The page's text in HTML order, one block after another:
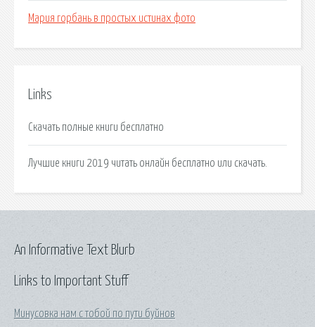
Мария горбань в простых истинах фото
Links
Скачать полные книги бесплатно
Лучшие книги 2019 читать онлайн бесплатно или скачать.
Links to Important Stuff
Минусовка нам с тобой по пути буйнов
An Informative Text Blurb